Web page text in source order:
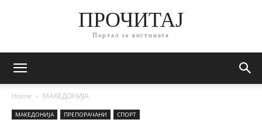
ПРОЧИТАЈ
Портал за вистината
Home МАКЕДОНИЈА
МАКЕДОНИЈА ПРЕПОРАЧАНИ СПОРТ